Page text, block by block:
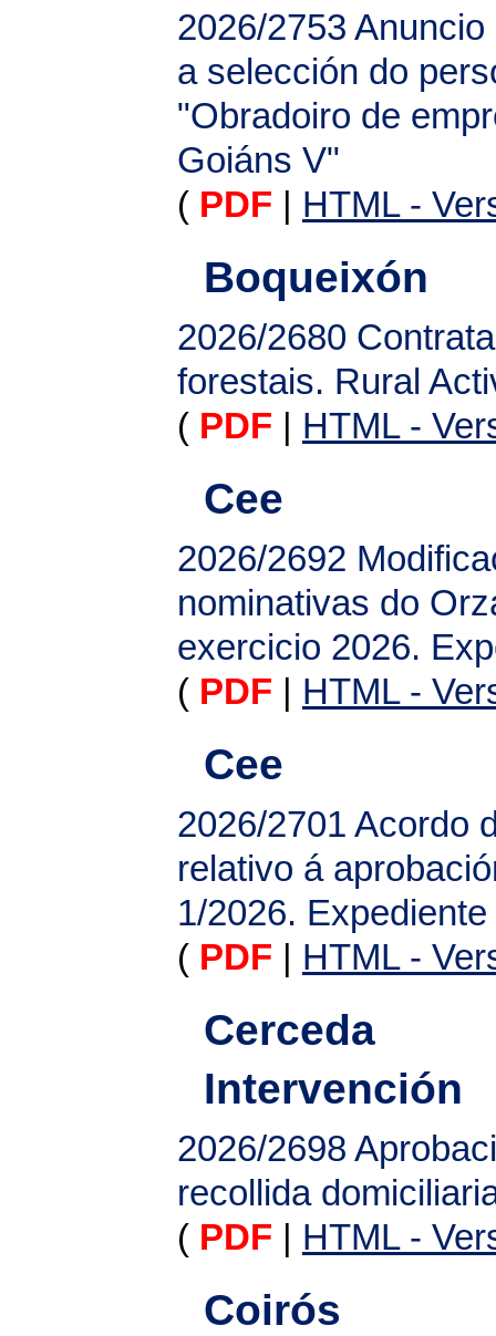
2026/2753 Anuncio
a selección do
"Obradoiro de
Goiáns V"
( PDF | HTML -
Boqueixón
2026/2680
forestais. Rural
( PDF | HTML -
Cee
2026/2692
nominativas do
exercicio 2026.
( PDF HTML -
Cee
2026/2701 Acordo
relativo á
1/2026.
( PDF HTML -
Cerceda
Intervención
2026/2698
recollida
( PDF HTML -
Coirós